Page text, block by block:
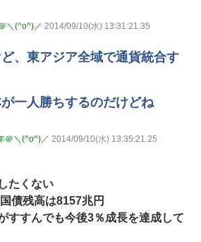
＼(^o^)／ 2014/09/10(水) 13:31:21.35
、東アジア全域で通貨統合す
が一人勝ちするのだけどね
＠＼(^o^)／ 2014/09/10(水) 13:35:21.25
たくない
債残高は8157兆円
すすんでも今後3％成長を達成して